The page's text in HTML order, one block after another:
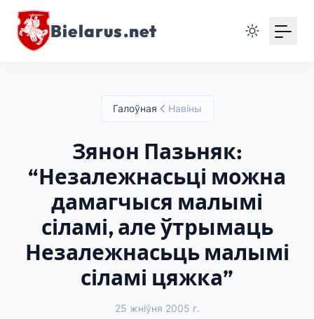
Bielarus.net
Галоўная Навіны
Зянон Пазьняк:
“Незалежнасьці можна
дамагчыся малымі
сіламі, але ўтрымаць
Незалежнасьць малымі
сіламі цяжка”
25 жніўня 2005 г.